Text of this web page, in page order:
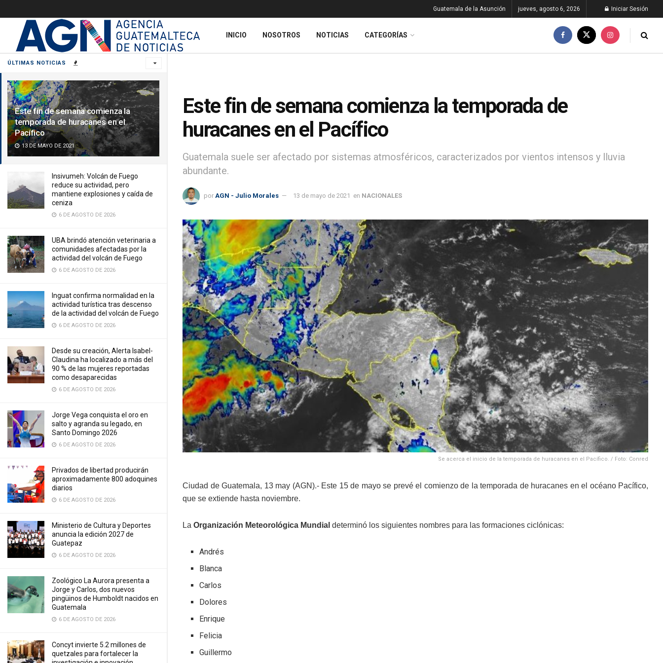
ÚLTIMAS NOTICIAS
Este fin de semana comienza la
temporada de huracanes en el
Pacífico
13 DE MAYO DE 2021
Insivumeh: Volcán de Fuego
reduce su actividad, pero
mantiene explosiones y caída de
ceniza
6 DE AGOSTO DE 2026
UBA brindó atención veterinaria a
comunidades afectadas por la
actividad del volcán de Fuego
6 DE AGOSTO DE 2026
Inguat confirma normalidad en la
actividad turística tras descenso
de la actividad del volcán de Fuego
6 DE AGOSTO DE 2026
Desde su creación, Alerta Isabel-
Claudina ha localizado a más del
90 % de las mujeres reportadas
como desaparecidas
6 DE AGOSTO DE 2026
Jorge Vega conquista el oro en
salto y agranda su legado, en
Santo Domingo 2026
6 DE AGOSTO DE 2026
Privados de libertad producirán
aproximadamente 800 adoquines
diarios
6 DE AGOSTO DE 2026
Ministerio de Cultura y Deportes
anuncia la edición 2027 de
Guatepaz
6 DE AGOSTO DE 2026
Zoológico La Aurora presenta a
Jorge y Carlos, dos nuevos
pingüinos de Humboldt nacidos en
Guatemala
6 DE AGOSTO DE 2026
Concyt invierte 5.2 millones de
quetzales para fortalecer la
Guatemala de la Asunción jueves, agosto 6, 2026 Iniciar Sesión
INICIO NOSOTROS NOTICIAS CATEGORÍAS
Este fin de semana comienza la temporada de
huracanes en el Pacífico
Guatemala suele ser afectado por sistemas atmosféricos, caracterizados por vientos intensos y lluvia
abundante.
por AGN - Julio Morales 13 de mayo de 2021 en NACIONALES
Se acerca el inicio de la temporada de huracanes en el Pacífico. / Foto: Conred
Ciudad de Guatemala, 13 may (AGN).- Este 15 de mayo se prevé el comienzo de la temporada de huracanes en el océano Pacífico,
que se extiende hasta noviembre.
La Organización Meteorológica Mundial determinó los siguientes nombres para las formaciones ciclónicas:
Andrés
Blanca
Carlos
Dolores
Enrique
Felicia
Guillermo